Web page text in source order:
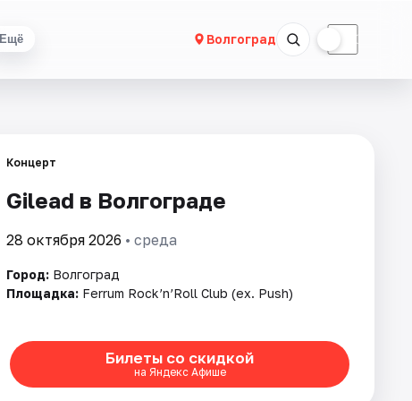
Ещё Волгоград ☾
Концерт
Gilead в Волгограде
28 октября 2026 • среда
Город: Волгоград
Площадка: Ferrum Rock’n’Roll Club (ex. Push)
Билеты со скидкой
на Яндекс Афише